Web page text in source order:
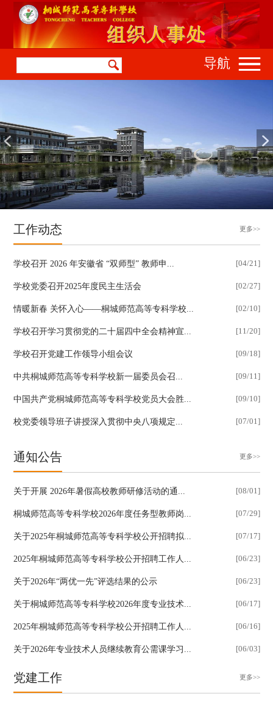
导航
工作动态 更多>>
学校召开 2026 年安徽省 “双师型” 教师申... [04/21]
学校党委召开2025年度民主生活会 [02/27]
情暖新春 关怀入心——桐城师范高等专科学校... [02/10]
学校召开学习贯彻党的二十届四中全会精神宣... [11/20]
学校召开党建工作领导小组会议 [09/18]
​中共桐城师范高等专科学校新一届委员会召... [09/11]
中国共产党桐城师范高等专科学校党员大会胜... [09/10]
​校党委领导班子讲授深入贯彻中央八项规定... [07/01]
通知公告 更多>>
关于开展 2026年暑假高校教师研修活动的通... [08/01]
桐城师范高等专科学校2026年度任务型教师岗... [07/29]
关于2025年桐城师范高等专科学校公开招聘拟... [07/17]
2025年桐城师范高等专科学校公开招聘工作人... [06/23]
关于2026年“两优一先”评选结果的公示 [06/23]
关于桐城师范高等专科学校2026年度专业技术... [06/17]
2025年桐城师范高等专科学校公开招聘工作人... [06/16]
关于2026年专业技术人员继续教育公需课学习... [06/03]
党建工作 更多>>